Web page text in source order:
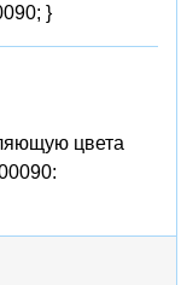
}
цвета